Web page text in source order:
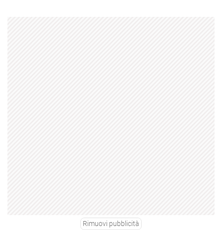
Rimuovi pubblicità